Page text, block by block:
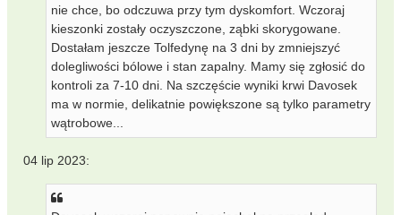
nie chce, bo odczuwa przy tym dyskomfort. Wczoraj
kieszonki zostały oczyszczone, ząbki skorygowane.
Dostałam jeszcze Tolfedynę na 3 dni by zmniejszyć
dolegliwości bólowe i stan zapalny. Mamy się zgłosić do
kontroli za 7-10 dni. Na szczęście wyniki krwi Davosek
ma w normie, delikatnie powiększone są tylko parametry
wątrobowe...
04 lip 2023: